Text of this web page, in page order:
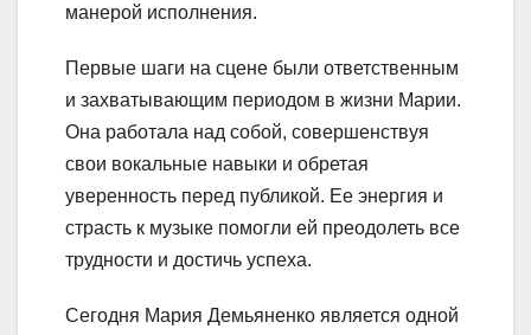
манерой исполнения.
Первые шаги на сцене были ответственным
и захватывающим периодом в жизни Марии.
Она работала над собой, совершенствуя
свои вокальные навыки и обретая
уверенность перед публикой. Ее энергия и
страсть к музыке помогли ей преодолеть все
трудности и достичь успеха.
Сегодня Мария Демьяненко является одной